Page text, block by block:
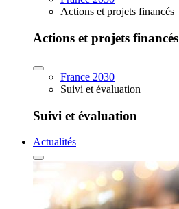
Actions et projets financés
Actions et projets financés
France 2030
Suivi et évaluation
Suivi et évaluation
Actualités